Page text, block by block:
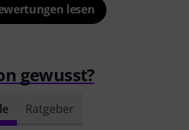
lesen
gewusst?
Ratgeber